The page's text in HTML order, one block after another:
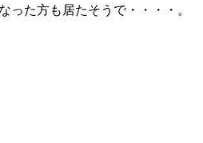
った方も居たそうで・・・・。